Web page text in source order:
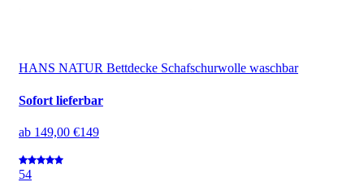
HANS NATUR Bettdecke Schafschurwolle waschbar
Sofort lieferbar
ab 149,00 €149
54